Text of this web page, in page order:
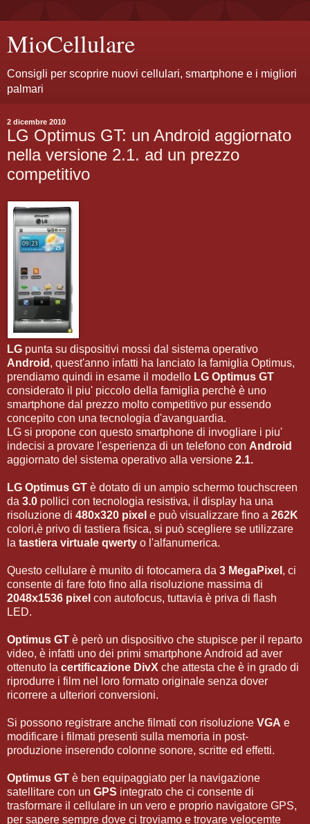
MioCellulare
Consigli per scoprire nuovi cellulari, smartphone e i migliori
palmari
2 dicembre 2010
LG Optimus GT: un Android aggiornato
nella versione 2.1. ad un prezzo
competitivo
LG punta su dispositivi mossi dal sistema operativo
Android , quest'anno infatti ha lanciato la famiglia Optimus,
prendiamo quindi in esame il modello LG Optimus GT
considerato il piu' piccolo della famiglia perchè è uno
smartphone dal prezzo molto competitivo pur essendo
concepito con una tecnologia d'avanguardia.
LG si propone con questo smartphone di invogliare i piu'
indecisi a provare l'esperienza di un telefono con Android
aggiornato del sistema operativo alla versione 2.1.
LG Optimus GT è dotato di un ampio schermo touchscreen
da 3.0 pollici con tecnologia resistiva, il display ha una
risoluzione di 480x320 pixel e può visualizzare fino a 262K
colori,è privo di tastiera fisica, si può scegliere se utilizzare
la tastiera virtuale qwerty o l'alfanumerica.
Questo cellulare è munito di fotocamera da 3 MegaPixel , ci
consente di fare foto fino alla risoluzione massima di
2048x1536 pixel con autofocus, tuttavia è priva di flash
LED.
Optimus GT è però un dispositivo che stupisce per il reparto
video, è infatti uno dei primi smartphone Android ad aver
ottenuto la certificazione DivX che attesta che è in grado di
riprodurre i film nel loro formato originale senza dover
ricorrere a ulteriori conversioni.
Si possono registrare anche filmati con risoluzione VGA e
modificare i filmati presenti sulla memoria in post-
produzione inserendo colonne sonore, scritte ed effetti.
Optimus GT è ben equipaggiato per la navigazione
satellitare con un GPS integrato che ci consente di
trasformare il cellulare in un vero e proprio navigatore GPS,
per sapere sempre dove ci troviamo e trovare velocemte